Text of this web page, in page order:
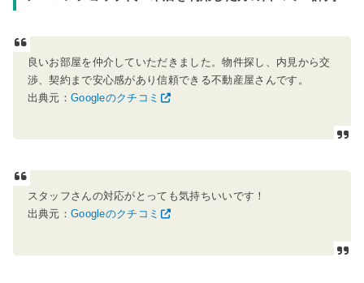
良いお部屋を仲介していただきました。物件探し、内見から交
渉、契約まで安心感があり信頼できる不動産屋さんです。
出典元： Googleのクチコミ
スタッフさんの対応がとっても気持ちいいです！
出典元： Googleのクチコミ